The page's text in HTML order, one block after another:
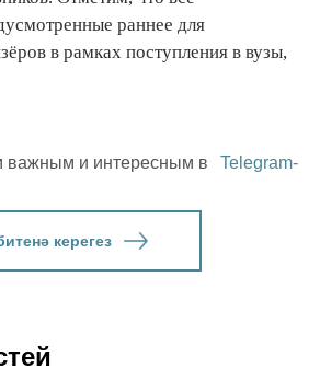
раннее для
в рамках поступления в вузы,
важным и интересным в
Telegram-
керегез